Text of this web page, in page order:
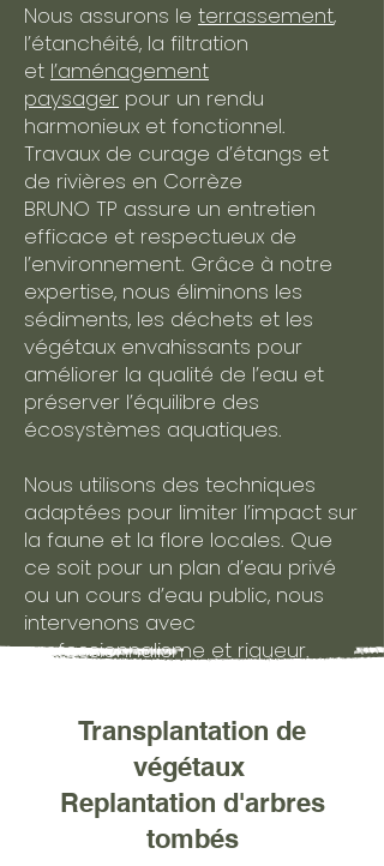
Nous assurons le terrassement,
l’étanchéité, la filtration
et l’aménagement
paysager pour un rendu
harmonieux et fonctionnel.​
Travaux de curage d’étangs et
de rivières en Corrèze
BRUNO TP assure un entretien
efficace et respectueux de
l’environnement. Grâce à notre
expertise, nous éliminons les
sédiments, les déchets et les
végétaux envahissants pour
améliorer la qualité de l’eau et
préserver l’équilibre des
écosystèmes aquatiques.
Nous utilisons des techniques
adaptées pour limiter l’impact sur
la faune et la flore locales. Que
ce soit pour un plan d’eau privé
ou un cours d’eau public, nous
intervenons avec
professionnalisme et rigueur.
Transplantation de
végétaux
Replantation d'arbres
tombés